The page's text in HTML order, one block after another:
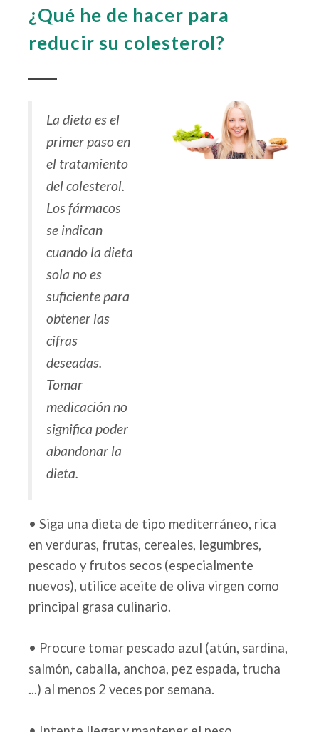
¿Qué he de hacer para
reducir su colesterol?
La dieta es el
primer paso en
el tratamiento
del colesterol.
Los fármacos
se indican
cuando la dieta
sola no es
suficiente para
obtener las
cifras
deseadas.
Tomar
medicación no
significa poder
abandonar la
dieta.
• Siga una dieta de tipo mediterráneo, rica
en verduras, frutas, cereales, legumbres,
pescado y frutos secos (especialmente
nuevos), utilice aceite de oliva virgen como
principal grasa culinario.
• Procure tomar pescado azul (atún, sardina,
salmón, caballa, anchoa, pez espada, trucha
...) al menos 2 veces por semana.